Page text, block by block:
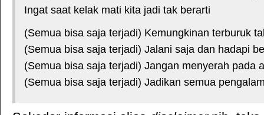
Ingat saat kelak mati kita jadi tak berarti
(Semua bisa saja terjadi) Kemungkinan terburuk
(Semua bisa saja terjadi) Jalani saja dan hadapi
(Semua bisa saja terjadi) Jangan menyerah pada
(Semua bisa saja terjadi) Jadikan semua